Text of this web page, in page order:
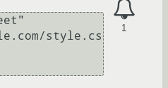
1
style.cs